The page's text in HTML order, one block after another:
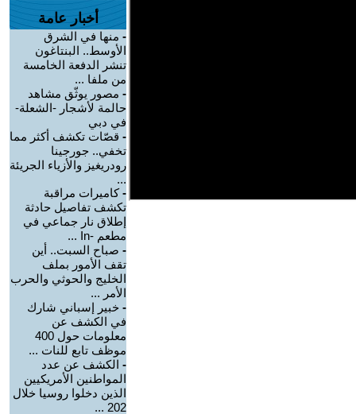
أخبار عامة
- منها في الشرق
الأوسط.. البنتاغون
تنشر الدفعة الخامسة
من ملفا ...
- مصور يوثّق مشاهد
حالمة لأشجار -الشعلة-
في دبي
- قصّات تكشف أكثر مما
تخفي.. جورجينا
رودريغيز والأزياء الجريئة
...
-كاميرات مراقبة
تكشف تفاصيل حادثة
إطلاق نار جماعي في
مطعم -In ...
- صباح السبت.. أين
تقف الأمور بملف
الخليج والحوثي والحرب
الأمر ...
- خبير إسباني شارك
في الكشف عن
معلومات حول 400
موظف تابع للنات ...
- الكشف عن عدد
المواطنين الأمريكيين
الذين دخلوا روسيا خلال
202 ...